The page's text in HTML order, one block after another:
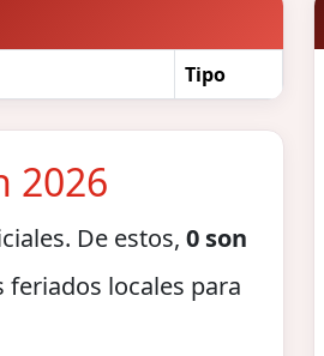
Tipo
2026
De estos, 0 son
feriados locales para